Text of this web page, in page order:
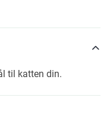
til katten din.